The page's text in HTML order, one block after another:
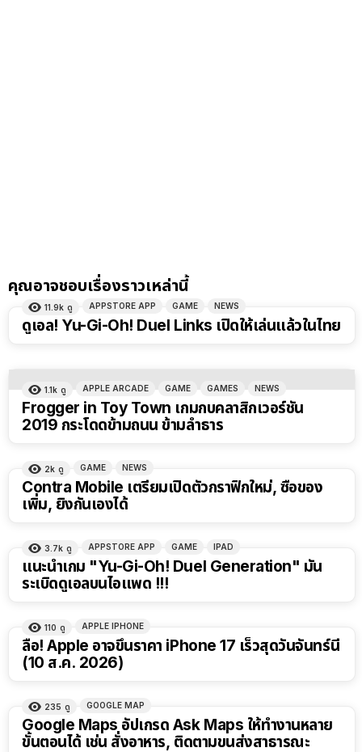
คุณอาจชอบเรื่องราวเหล่านี้
11.9k ดู APPSTORE APP GAME NEWS
ดูเอล! Yu-Gi-Oh! Duel Links เปิดให้เล่นแล้วในไทย
1.1k ดู APPLE ARCADE GAME GAMES NEWS
Frogger in Toy Town เกมกบคลาสิกเวอร์ชัน
2019 กระโดดข้ามถนน ข้ามลำธาร
2k ดู GAME NEWS
Contra Mobile เตรียมเปิดตัวกราฟิกใหม่, ซื้อของ
เพิ่ม, ยิงกันเองได้
3.7k ดู APPSTORE APP GAME IPAD
แนะนำเกม "Yu-Gi-Oh! Duel Generation" มัน
ระเบิดดูเอลบนไอแพด !!!
110 ดู APPLE IPHONE
ลือ! Apple อาจขึ้นราคา iPhone 17 เร็วสุดวันจันทร์นี้
(10 ส.ค. 2026)
235 ดู GOOGLE MAP
Google Maps อัปเกรด Ask Maps ให้ทำงานหลาย
ขั้นตอนได้ เช่น สั่งอาหาร, ติดตามขนส่งสาธารณะ